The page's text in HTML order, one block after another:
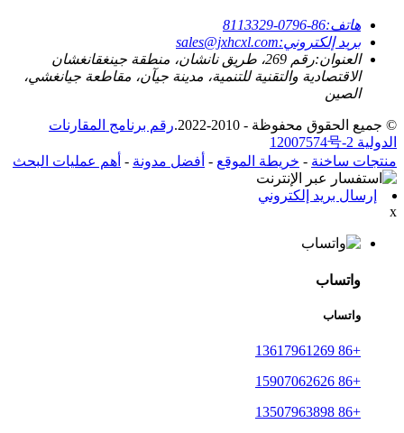
هاتف:86-0796-8113329
بريد إلكتروني:sales@jxhcxl.com
العنوان:
رقم 269، طريق نانشان، منطقة جينغقانغشان
الاقتصادية والتقنية للتنمية، مدينة جيآن، مقاطعة جيانغشي،
الصين
© جميع الحقوق محفوظة - 2010-2022.
رقم برنامج المقارنات
الدولية 12007574号-2
منتجات ساخنة - خريطة الموقع - أفضل مدونة - أهم عمليات البحث
إرسال بريد إلكتروني
x
واتساب
واتساب
+86 13617961269
+86 15907062626
+86 13507963898